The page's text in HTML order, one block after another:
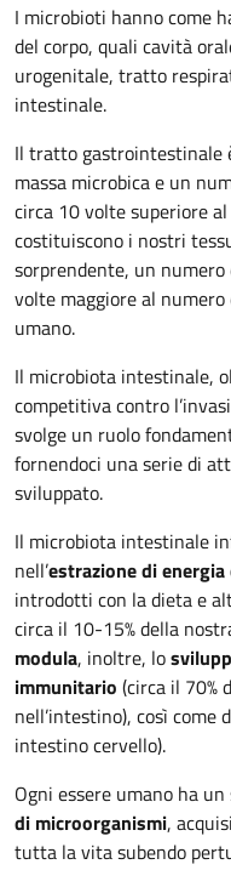
I microbioti hanno come
del corpo, quali cavità
urogenitale, tratto
intestinale.
Il tratto gastrointestinale
massa microbica e un
circa 10 volte superiore
costituiscono i nostri
sorprendente, un
volte maggiore al
umano.
Il microbiota intestinale,
competitiva contro
svolge un ruolo
fornendoci una serie di
sviluppato.
Il microbiota intestinale
nell’estrazione di
introdotti con la dieta e
circa il 10-15% della
modula, inoltre, lo
immunitario (circa il 70%
nell’intestino), così come
intestino cervello).
Ogni essere umano ha un
di microorganismi,
tutta la vita subendo